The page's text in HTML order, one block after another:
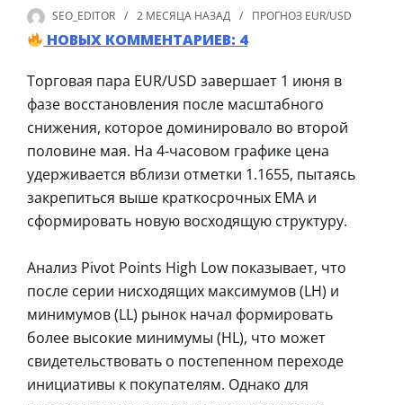
SEO_EDITOR 2 МЕСЯЦА НАЗАД ПРОГНОЗ EUR/USD
НОВЫХ КОММЕНТАРИЕВ: 4
Торговая пара EUR/USD завершает 1 июня в
фазе восстановления после масштабного
снижения, которое доминировало во второй
половине мая. На 4-часовом графике цена
удерживается вблизи отметки 1.1655, пытаясь
закрепиться выше краткосрочных EMA и
сформировать новую восходящую структуру.
Анализ Pivot Points High Low показывает, что
после серии нисходящих максимумов (LH) и
минимумов (LL) рынок начал формировать
более высокие минимумы (HL), что может
свидетельствовать о постепенном переходе
инициативы к покупателям. Однако для